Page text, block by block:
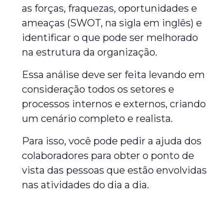
as forças, fraquezas, oportunidades e
ameaças (SWOT, na sigla em inglês) e
identificar o que pode ser melhorado
na estrutura da organização.
Essa análise deve ser feita levando em
consideração todos os setores e
processos internos e externos, criando
um cenário completo e realista.
Para isso, você pode pedir a ajuda dos
colaboradores para obter o ponto de
vista das pessoas que estão envolvidas
nas atividades do dia a dia.